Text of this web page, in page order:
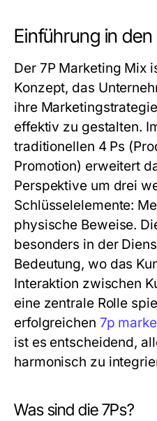
Einführung in
Der 7P Marketing Mix
Konzept, das
ihre
effektiv zu gestalten.
traditionellen 4 Ps
Promotion) erweitert
Perspektive um drei
Schlüsselelemente:
physische Beweise.
besonders in der
Bedeutung, wo das
Interaktion zwischen
eine zentrale Rolle
erfolgreichen 7p
ist es entscheidend,
harmonisch zu
Was sind die 7Ps?